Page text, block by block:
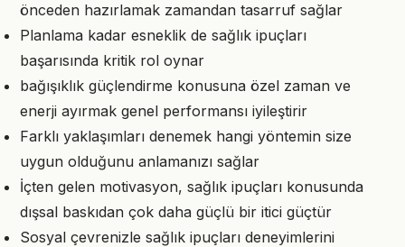
önceden hazırlamak zamandan tasarruf sağlar
Planlama kadar esneklik de sağlık ipuçları
başarısında kritik rol oynar
bağışıklık güçlendirme konusuna özel zaman ve
enerji ayırmak genel performansı iyileştirir
Farklı yaklaşımları denemek hangi yöntemin size
uygun olduğunu anlamanızı sağlar
İçten gelen motivasyon, sağlık ipuçları konusunda
dışsal baskıdan çok daha güçlü bir itici güçtür
Sosyal çevrenizle sağlık ipuçları deneyimlerini